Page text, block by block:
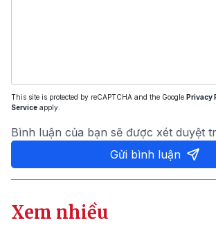
This site is protected by reCAPTCHA and the Google Privacy
Service apply.
Bình luận của bạn sẽ được xét duyệt
Gửi bình luận
Xem nhiều